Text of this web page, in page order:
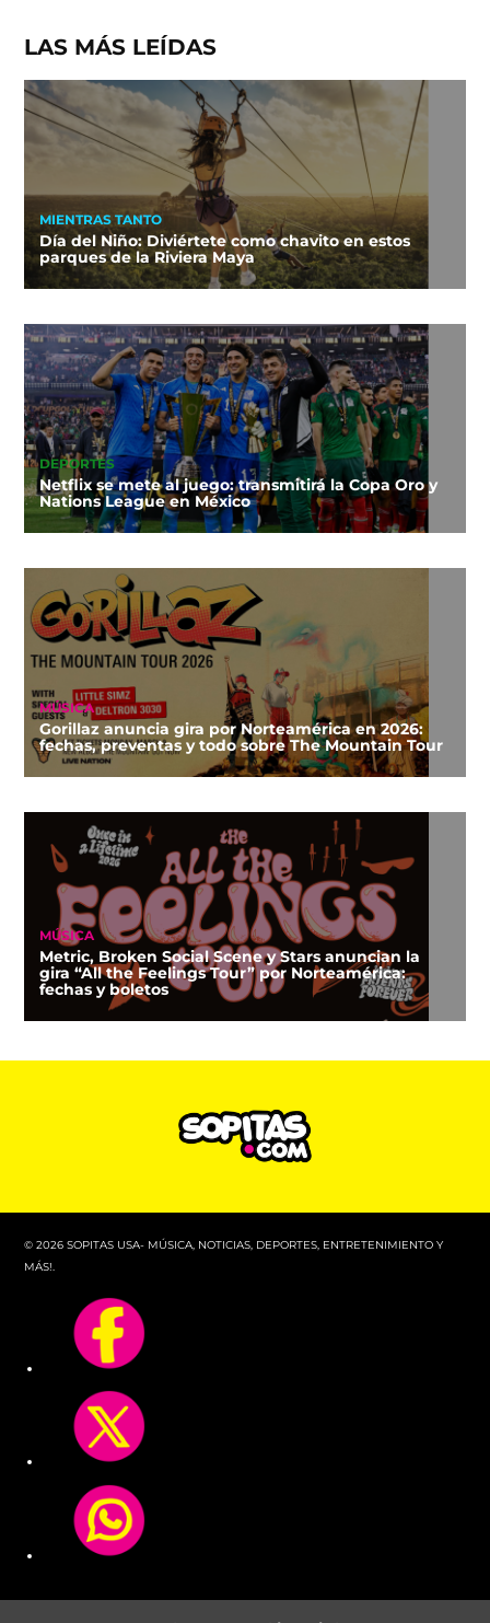
LAS MÁS LEÍDAS
MIENTRAS TANTO
Día del Niño: Diviértete como chavito en estos
parques de la Riviera Maya
DEPORTES
Netflix se mete al juego: transmitirá la Copa Oro y
Nations League en México
MÚSICA
Gorillaz anuncia gira por Norteamérica en 2026:
fechas, preventas y todo sobre The Mountain Tour
MÚSICA
Metric, Broken Social Scene y Stars anuncian la
gira “All the Feelings Tour” por Norteamérica:
fechas y boletos
© 2026 SOPITAS USA- MÚSICA, NOTICIAS, DEPORTES, ENTRETENIMIENTO Y
MÁS!.